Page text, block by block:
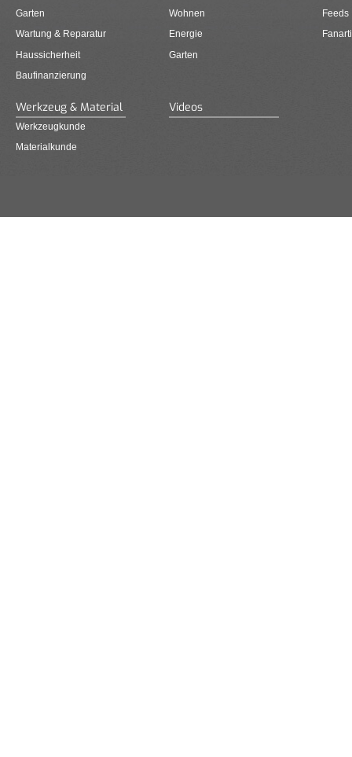
Garten
Wartung & Reparatur
Haussicherheit
Baufinanzierung
Wohnen
Energie
Garten
Feeds
Werkzeug & Material
Werkzeugkunde
Materialkunde
Videos